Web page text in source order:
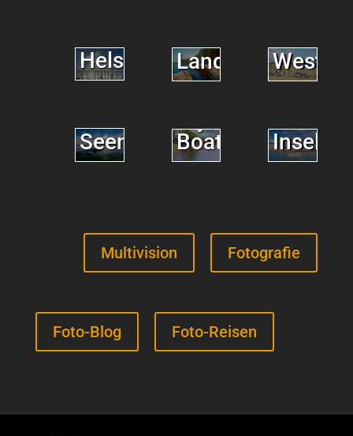
Helsinki Landschaft
Seenplatte
Inseln
Boat
Multivision Fotografie
Foto-Blog Foto-Reisen